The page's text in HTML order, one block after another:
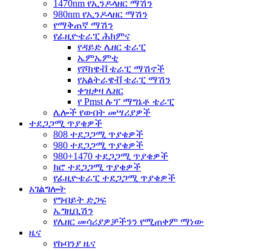
1470nm የኢንዶላዘር ማሽን
980nm የኢንዶላዘር ማሽን
የማቅጠኛ ማሽን
የፊዚዮቴራፒ ሕክምና
የዳይድ ሌዘር ቴራፒ
ኤምኤምቲ
የሾክዌቭ ቴራፒ ማሽኖች
የአልትራዌቭ ቴራፒ ማሽን
ቀዝቃዛ ሌዘር
የ Pmst ሉፕ ማግኔቶ ቴራፒ
ሌሎች የውበት መሣሪያዎች
ተደጋጋሚ ጥያቄዎች
808 ተደጋጋሚ ጥያቄዎች
980 ተደጋጋሚ ጥያቄዎች
980+1470 ተደጋጋሚ ጥያቄዎች
ክሮ ተደጋጋሚ ጥያቄዎች
የፊዚዮቴራፒ ተደጋጋሚ ጥያቄዎች
አገልግሎት
የግብይት ድጋፍ
ኤግዚቢሽን
የሌዘር መሳሪያዎቻችንን የሚጠቀም ማነው
ዜና
የኩባንያ ዜና